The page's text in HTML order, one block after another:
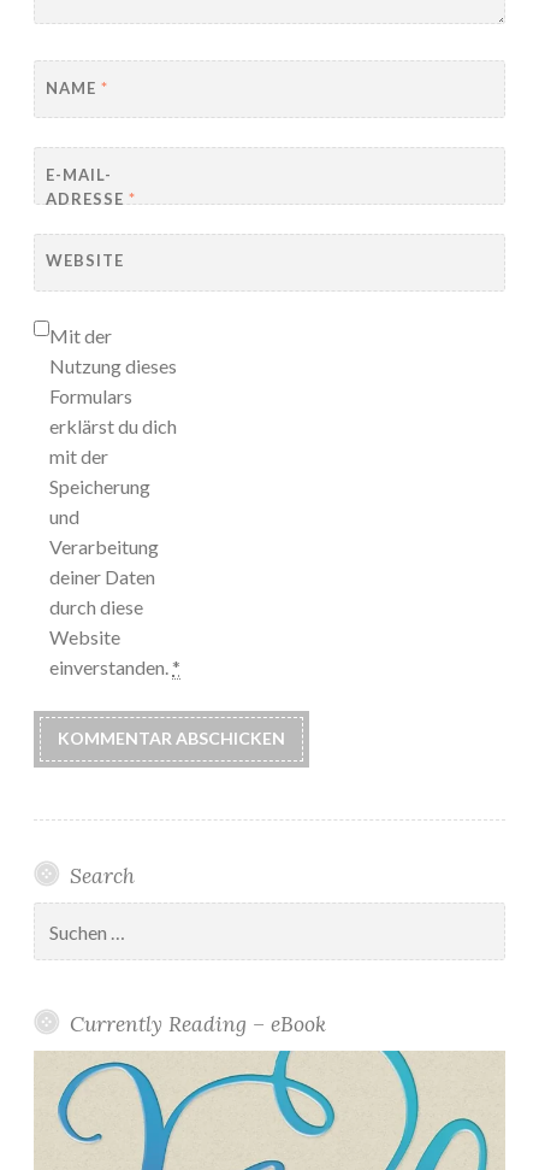
NAME *
E-MAIL-
ADRESSE *
WEBSITE
Mit der
Nutzung dieses
Formulars
erklärst du dich
mit der
Speicherung
und
Verarbeitung
deiner Daten
durch diese
Website
einverstanden. *
Search
nach:
Currently Reading – eBook